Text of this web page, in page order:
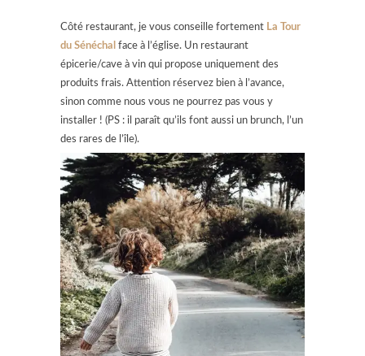
Côté restaurant, je vous conseille fortement La Tour
du Sénéchal face à l’église. Un restaurant
épicerie/cave à vin qui propose uniquement des
produits frais. Attention réservez bien à l’avance,
sinon comme nous vous ne pourrez pas vous y
installer ! (PS : il paraît qu’ils font aussi un brunch, l’un
des rares de l’île).